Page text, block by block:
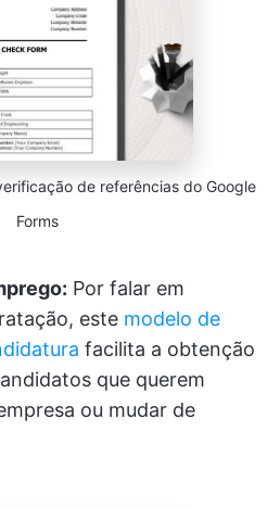
de referências do Google
Forms
Por falar em
este modelo de
facilita a obtenção
que querem
ou mudar de